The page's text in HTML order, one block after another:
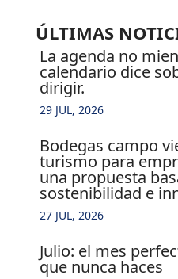
ÚLTIMAS
la agenda no miente. lo que tu
calendario dice
dirigir.
29 JUL, 2026
bodegas campo viejo impulsa el
turismo para
una propuesta
sostenibilidad e
27 JUL, 2026
julio: el mes perfecto para hacer lo
que nunca haces